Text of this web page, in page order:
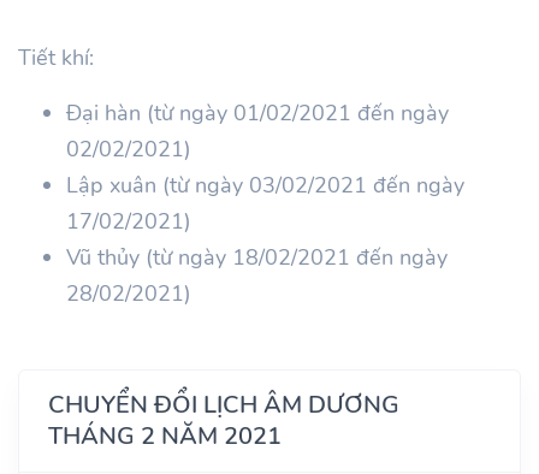
Tiết khí:
Đại hàn (từ ngày 01/02/2021 đến ngày
02/02/2021)
Lập xuân (từ ngày 03/02/2021 đến ngày
17/02/2021)
Vũ thủy (từ ngày 18/02/2021 đến ngày
28/02/2021)
CHUYỂN ĐỔI LỊCH ÂM DƯƠNG
THÁNG 2 NĂM 2021